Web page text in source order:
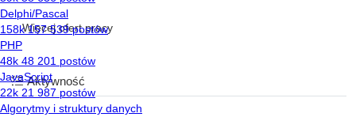
Więcej ofert pracy
Aktywność